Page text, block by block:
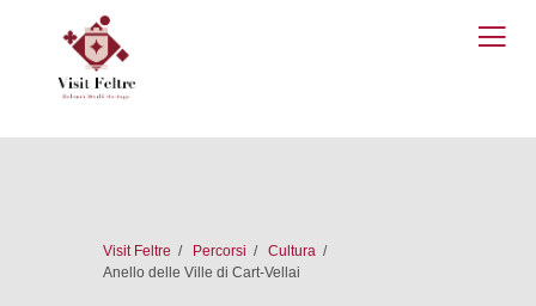
Visit Feltre Percorsi
Cultura
Anello delle Ville di Cart-Vellai